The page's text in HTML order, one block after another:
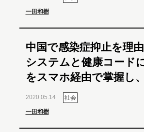
一田和樹
中国で感染症抑止を理
システムと健康コード
をスマホ経由で掌握し
2020.05.14 社会
一田和樹